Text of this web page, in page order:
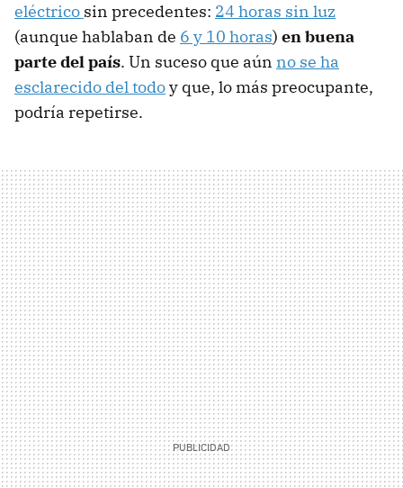
eléctrico sin precedentes: 24 horas sin luz
(aunque hablaban de 6 y 10 horas) en buena
parte del país. Un suceso que aún no se ha
esclarecido del todoy que, lo más preocupante,
podría repetirse.